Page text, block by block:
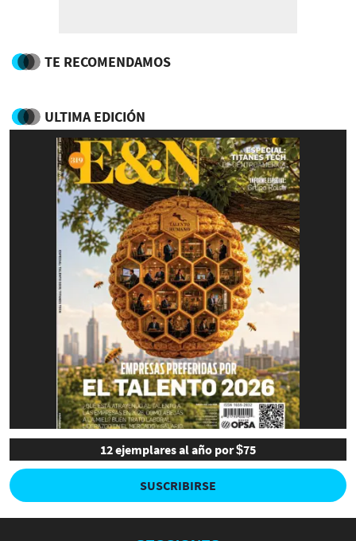
TE RECOMENDAMOS
ULTIMA EDICIÓN
12 ejemplares al año por $75
SUSCRIBIRSE